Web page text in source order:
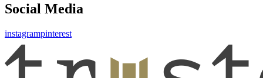
Social Media
instagrampinterest